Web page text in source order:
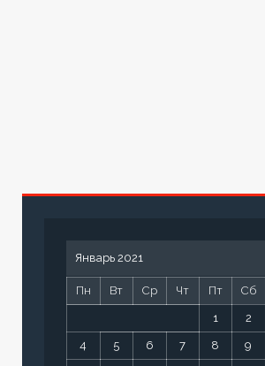
Январь 2021
Пн Вт Ср Чт Пт Сб
1 2
4 5 6 7 8 9